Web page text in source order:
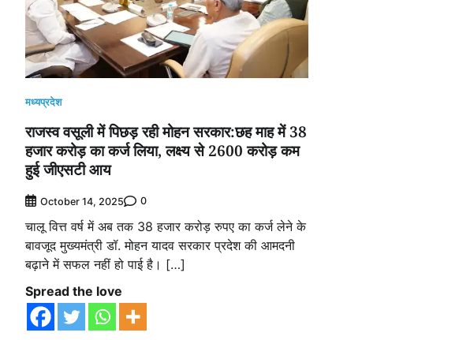
मध्यप्रदेश
राजस्व वसूली में पिछड़ रही मोहन सरकार:छह माह में 38
हजार करोड़ का कर्ज लिया, लक्ष्य से 2600 करोड़ कम
हुई जीएसटी आय
October 14, 2025 0
चालू वित्त वर्ष में अब तक 38 हजार करोड़ रुपए का कर्ज लेने के
बावजूद मुख्यमंत्री डॉ. मोहन यादव सरकार प्रदेश की आमदनी
बढ़ाने में सफल नहीं हो पाई है। […]
Spread the love